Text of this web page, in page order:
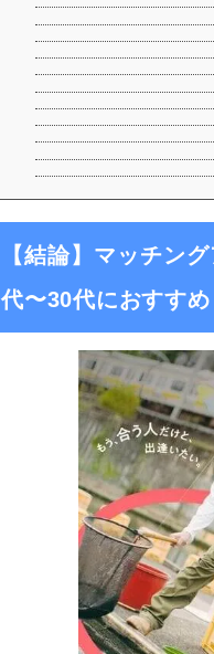
【結論】マッチン
代〜30代におすすめ